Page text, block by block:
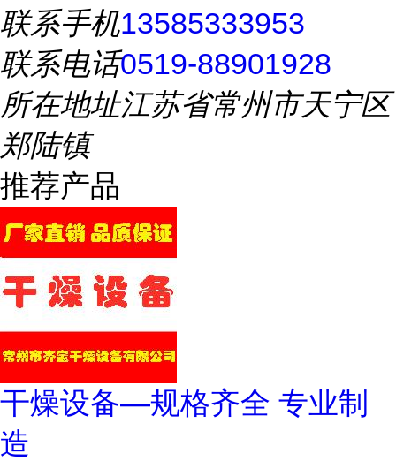
联系手机13585333953
联系电话0519-88901928
所在地址江苏省常州市天宁区
郑陆镇
推荐产品
干燥设备—规格齐全 专业制
造